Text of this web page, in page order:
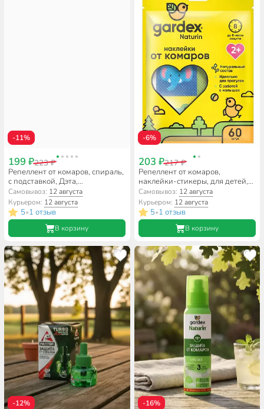
-11%
199 ₽223 ₽
Репеллент от комаров, спираль,
с подставкой, Дэта,
Экстремальный, 12 шт,
66700995
Самовывоз: 12 августа
Курьером: 12 августа
5•1 отзыв
В корзину
-6%
203 ₽217 ₽
Репеллент от комаров,
наклейки-стикеры, для детей,
Gardex, Натурин, 60 шт
Самовывоз: 12 августа
Курьером: 12 августа
5•1 отзыв
В корзину
-12% -16%